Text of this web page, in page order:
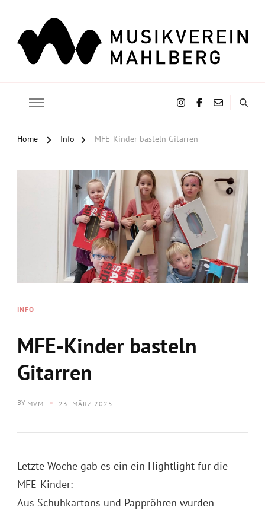
Home Info MFE-Kinder basteln Gitarren
INFO
MFE-Kinder basteln
Gitarren
BY MVM 23. MÄRZ 2025
Letzte Woche gab es ein ein Hightlight für die
MFE-Kinder:
Aus Schuhkartons und Pappröhren wurden